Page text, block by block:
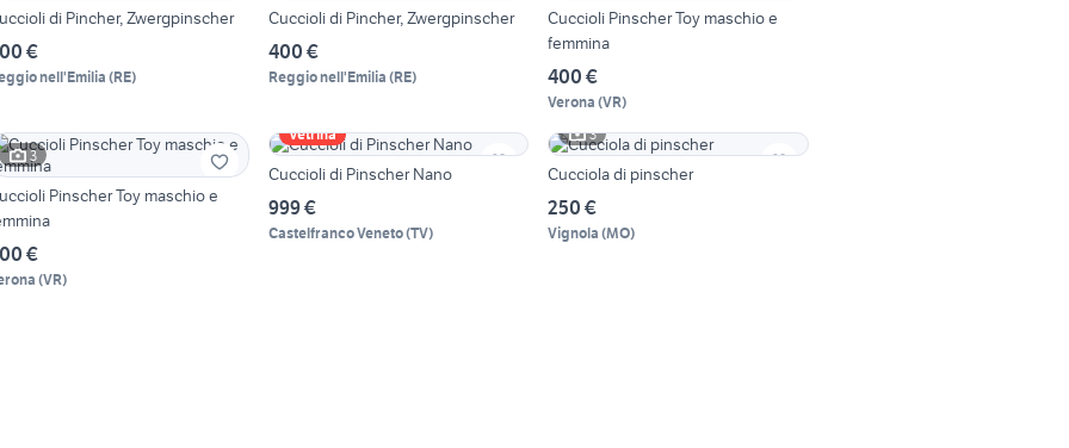
di Pincher, Zwergpinscher
€
nell'Emilia (RE)
Cuccioli di Pincher, Zwergpinscher
400 €
Reggio nell'Emilia (RE)
Cuccioli Pinscher Toy maschio e
femmina
400 €
Verona (VR)
3
Pinscher Toy maschio e
€
(VR)
Vetrina
Cuccioli di Pinscher Nano
999 €
Castelfranco Veneto(TV)
3
Cucciola di pinscher
250 €
Vignola (MO)